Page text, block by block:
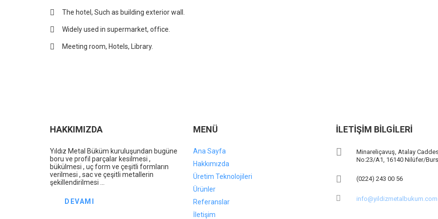
The hotel, Such as building exterior wall.
Widely used in supermarket, office.
Meeting room, Hotels, Library.
HAKKIMIZDA
Yıldız Metal Büküm kuruluşundan bugüne
boru ve profil parçalar kesilmesi ,
bükülmesi , uç form ve çeşitli formların
verilmesi , sac ve çeşitli metallerin
şekillendirilmesi ...
DEVAMI
MENÜ
Ana Sayfa
Hakkımızda
Üretim Teknolojileri
Ürünler
Referanslar
İletişim
İLETIŞIM BILGILERI
Minareliçavuş, Atalay
No:23/A1, 16140 Nilüfer/
(0224) 243 00 56
info@yildizmetalbukum.com